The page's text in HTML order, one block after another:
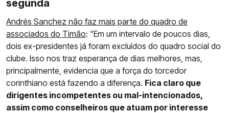
segunda
Andrés Sanchez não faz mais parte do quadro de
associados do Timão: “Em um intervalo de poucos dias,
dois ex-presidentes já foram excluídos do quadro social do
clube. Isso nos traz esperança de dias melhores, mas,
principalmente, evidencia que a força do torcedor
corinthiano está fazendo a diferença. Fica claro que
dirigentes incompetentes ou mal-intencionados,
assim como conselheiros que atuam por interesse